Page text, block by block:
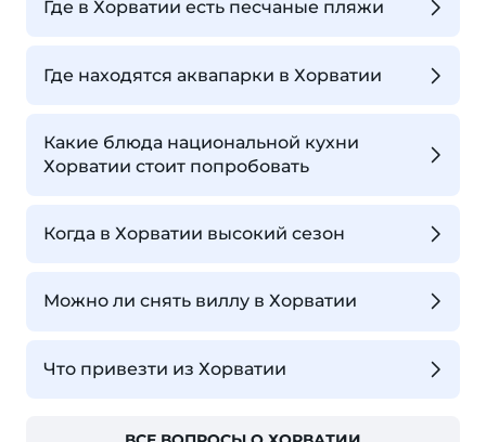
Где в Хорватии есть песчаные пляжи
Где находятся аквапарки в Хорватии
Какие блюда национальной кухни
Хорватии стоит попробовать
Когда в Хорватии высокий сезон
Можно ли снять виллу в Хорватии
Что привезти из Хорватии